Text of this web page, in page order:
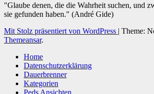
"Glaube denen, die die Wahrheit suchen, und
sie gefunden haben." (André Gide)
Mit Stolz präsentiert von WordPress | Theme:
Themeansar.
Home
Datenschutzerklärung
Dauerbrenner
Kategorien
Peds Ansichten